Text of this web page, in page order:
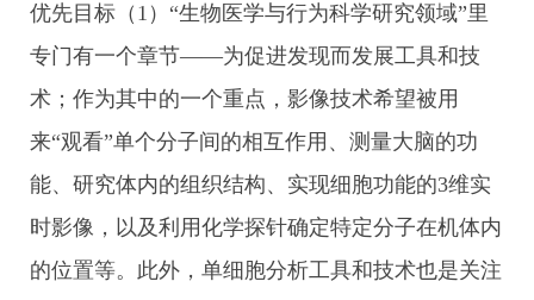
优先目标（1）“生物医学与行为科学研究领域”里
专门有一个章节——为促进发现而发展工具和技
术；作为其中的一个重点，影像技术希望被用
来“观看”单个分子间的相互作用、测量大脑的功
能、研究体内的组织结构、实现细胞功能的3维实
时影像，以及利用化学探针确定特定分子在机体内
的位置等。此外，单细胞分析工具和技术也是关注